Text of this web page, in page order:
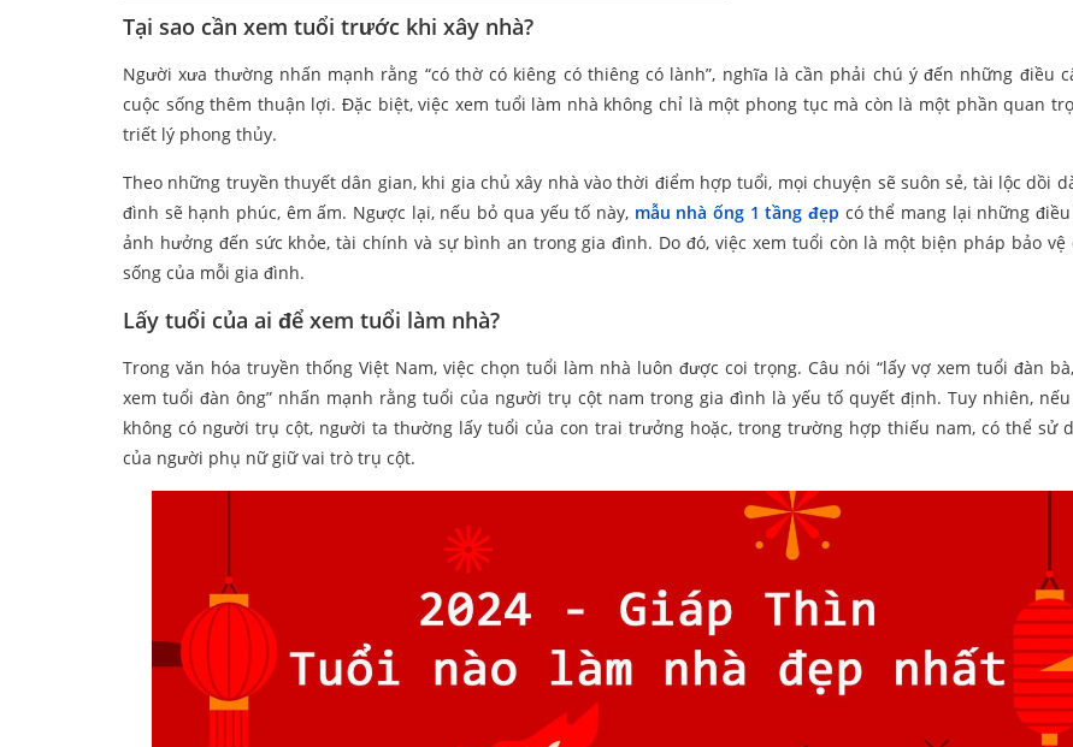
Tại sao cần xem tuổi trước khi xây nhà?
Người xưa thường nhấn mạnh rằng “có thờ có kiêng có thiêng có lành”, nghĩa là cần phải chú ý đến những điều
cuộc sống thêm thuận lợi. Đặc biệt, việc xem tuổi làm nhà không chỉ là một phong tục mà còn là một phần quan
triết lý phong thủy.
Theo những truyền thuyết dân gian, khi gia chủ xây nhà vào thời điểm hợp tuổi, mọi chuyện sẽ suôn sẻ, tài lộc dồi
đình sẽ hạnh phúc, êm ấm. Ngược lại, nếu bỏ qua yếu tố này, mẫu nhà ống 1 tầng đẹp có thể mang lại những
ảnh hưởng đến sức khỏe, tài chính và sự bình an trong gia đình. Do đó, việc xem tuổi còn là một biện pháp bảo vệ
sống của mỗi gia đình.
Lấy tuổi của ai để xem tuổi làm nhà?
Trong văn hóa truyền thống Việt Nam, việc chọn tuổi làm nhà luôn được coi trọng. Câu nói “lấy vợ xem tuổi đàn
xem tuổi đàn ông” nhấn mạnh rằng tuổi của người trụ cột nam trong gia đình là yếu tố quyết định. Tuy nhiên,
không có người trụ cột, người ta thường lấy tuổi của con trai trưởng hoặc, trong trường hợp thiếu nam, có thể sử
của người phụ nữ giữ vai trò trụ cột.